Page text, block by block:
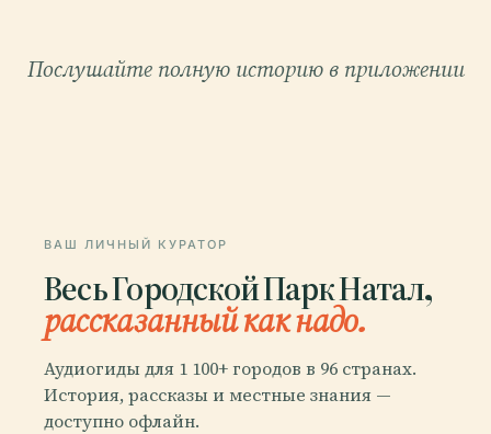
Послушайте полную историю в приложении
ВАШ ЛИЧНЫЙ КУРАТОР
Весь Городской Парк Натал,
рассказанный как надо.
Аудиогиды для 1 100+ городов в 96 странах.
История, рассказы и местные знания —
доступно офлайн.